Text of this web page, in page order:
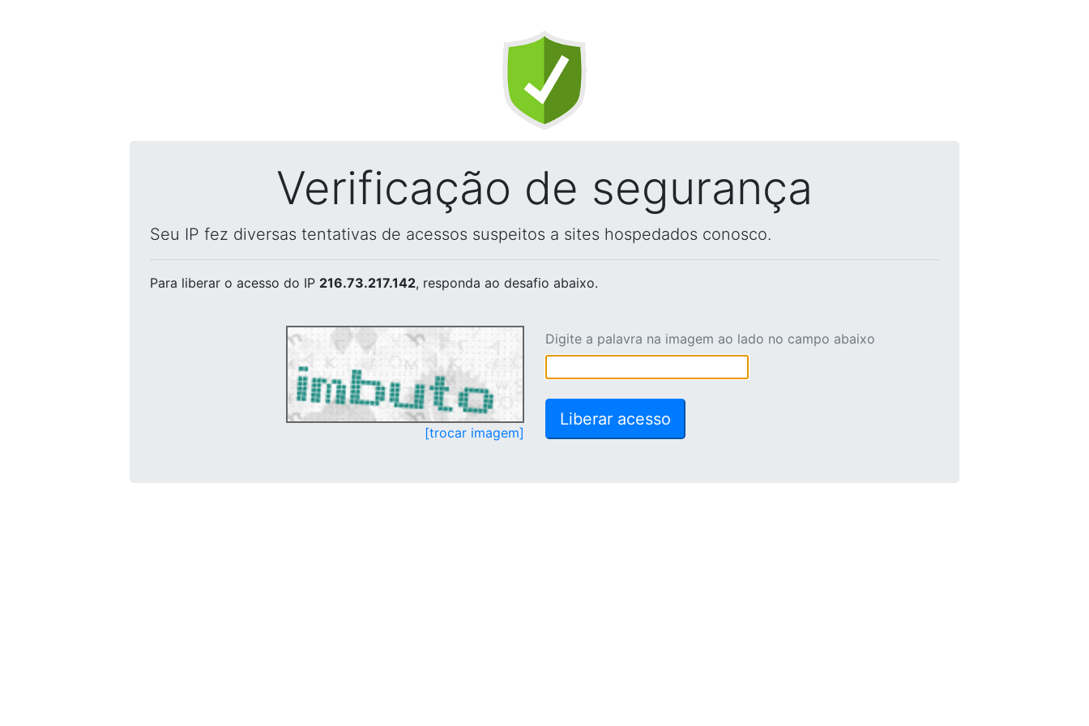
Verificação de segurança
Seu IP fez diversas tentativas de acessos suspeitos a sites hospedados conosco.
Para liberar o acesso do IP 216.73.217.142, responda ao desafio abaixo.
[trocar imagem]
Digite a palavra na imagem ao lado no campo abaixo